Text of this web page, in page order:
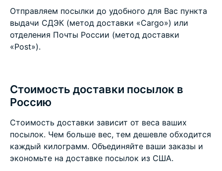
Отправляем посылки до удобного для Вас пункта
выдачи СДЭК (метод доставки «Cargo») или
отделения Почты России (метод доставки
«Post»).
Стоимость доставки посылок в
Россию
Стоимость доставки зависит от веса ваших
посылок. Чем больше вес, тем дешевле обходится
каждый килограмм. Объединяйте ваши заказы и
экономьте на доставке посылок из США.